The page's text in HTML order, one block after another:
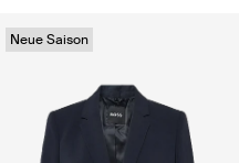
Neue Saison